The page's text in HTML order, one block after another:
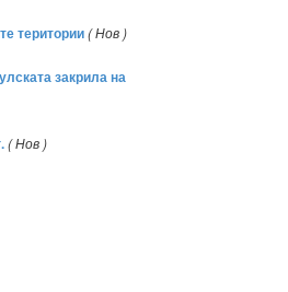
територии( Нов )
закрила на
( Нов )